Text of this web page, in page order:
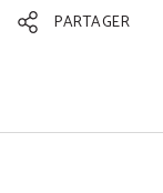
PARTAGER